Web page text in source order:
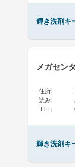
輝き洗剤キ
メガセン
住所:
読み:
TEL :
輝き洗剤キ